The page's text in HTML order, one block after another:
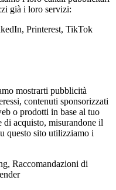
già i loro servizi:
Printerest, TikTok
mostrarti pubblicità
contenuti sponsorizzati
o prodotti in base al tuo
di acquisto, misurandone il
questo sito utilizziamo i
Raccomandazioni di